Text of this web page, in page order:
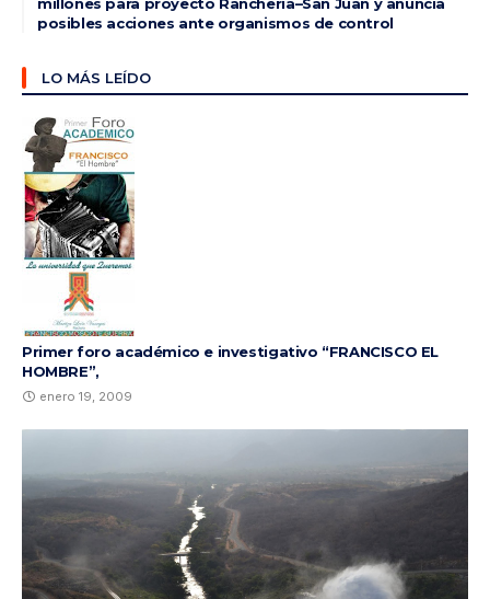
posibles acciones ante organismos de control
LO MÁS LEÍDO
Primer foro académico e investigativo “FRANCISCO EL
HOMBRE”,
enero 19, 2009